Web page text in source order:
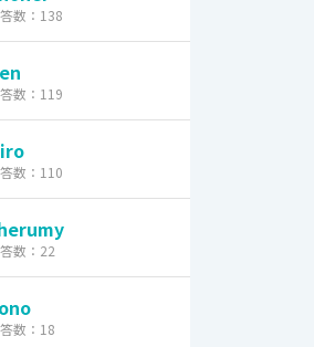
数：138
数：119
数：110
数：22
数：18